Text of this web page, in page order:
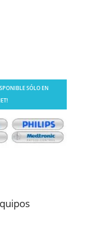
SÓLO EN